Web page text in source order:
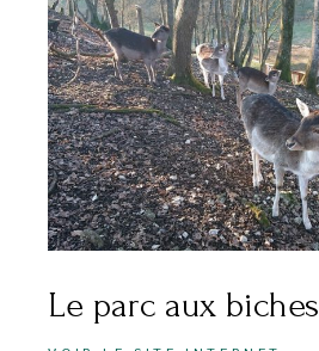
Le parc aux biches